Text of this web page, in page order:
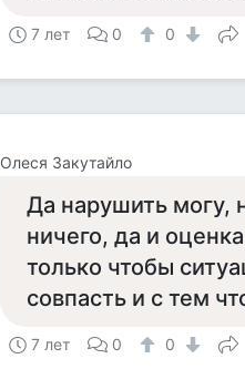
7 лет 0 0
Олеся Закутайло
Да нарушить могу,
ничего, да и
только чтобы
совпасть и с тем
7 лет 0 0